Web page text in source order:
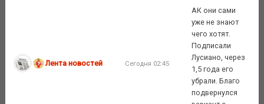
Лента новостей Сегодня 02:45
АК они сами
уже не знают
чего хотят.
Подписали
Лусиано, через
1,5 года его
убрали. Благо
подвернулся